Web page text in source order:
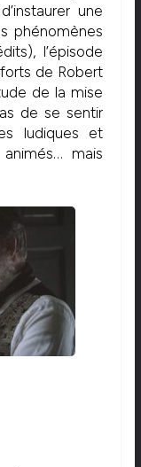
une
phénomènes
l’épisode
de Robert
de la mise
de se sentir
ludiques et
mais